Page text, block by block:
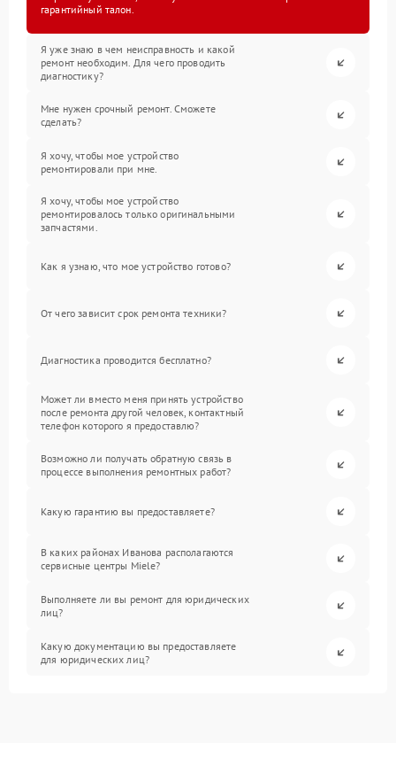
гарантийный талон.
Я уже знаю в чем неисправность и какой
ремонт необходим. Для чего проводить
диагностику?
Мне нужен срочный ремонт. Сможете
сделать?
Я хочу, чтобы мое устройство
ремонтировали при мне.
Я хочу, чтобы мое устройство
ремонтировалось только оригинальными
запчастями.
Как я узнаю, что мое устройство готово?
От чего зависит срок ремонта техники?
Диагностика проводится бесплатно?
Может ли вместо меня принять устройство
после ремонта другой человек, контактный
телефон которого я предоставлю?
Возможно ли получать обратную связь в
процессе выполнения ремонтных работ?
Какую гарантию вы предоставляете?
В каких районах Иванова располагаются
сервисные центры Miele?
Выполняете ли вы ремонт для юридических
лиц?
Какую документацию вы предоставляете
для юридических лиц?